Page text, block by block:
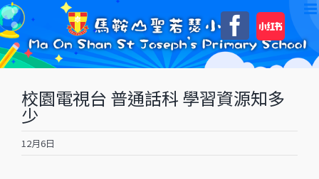
Skip
to
content
自
訂
校園電視台 普通話科 學習資源知多
少
12月6日